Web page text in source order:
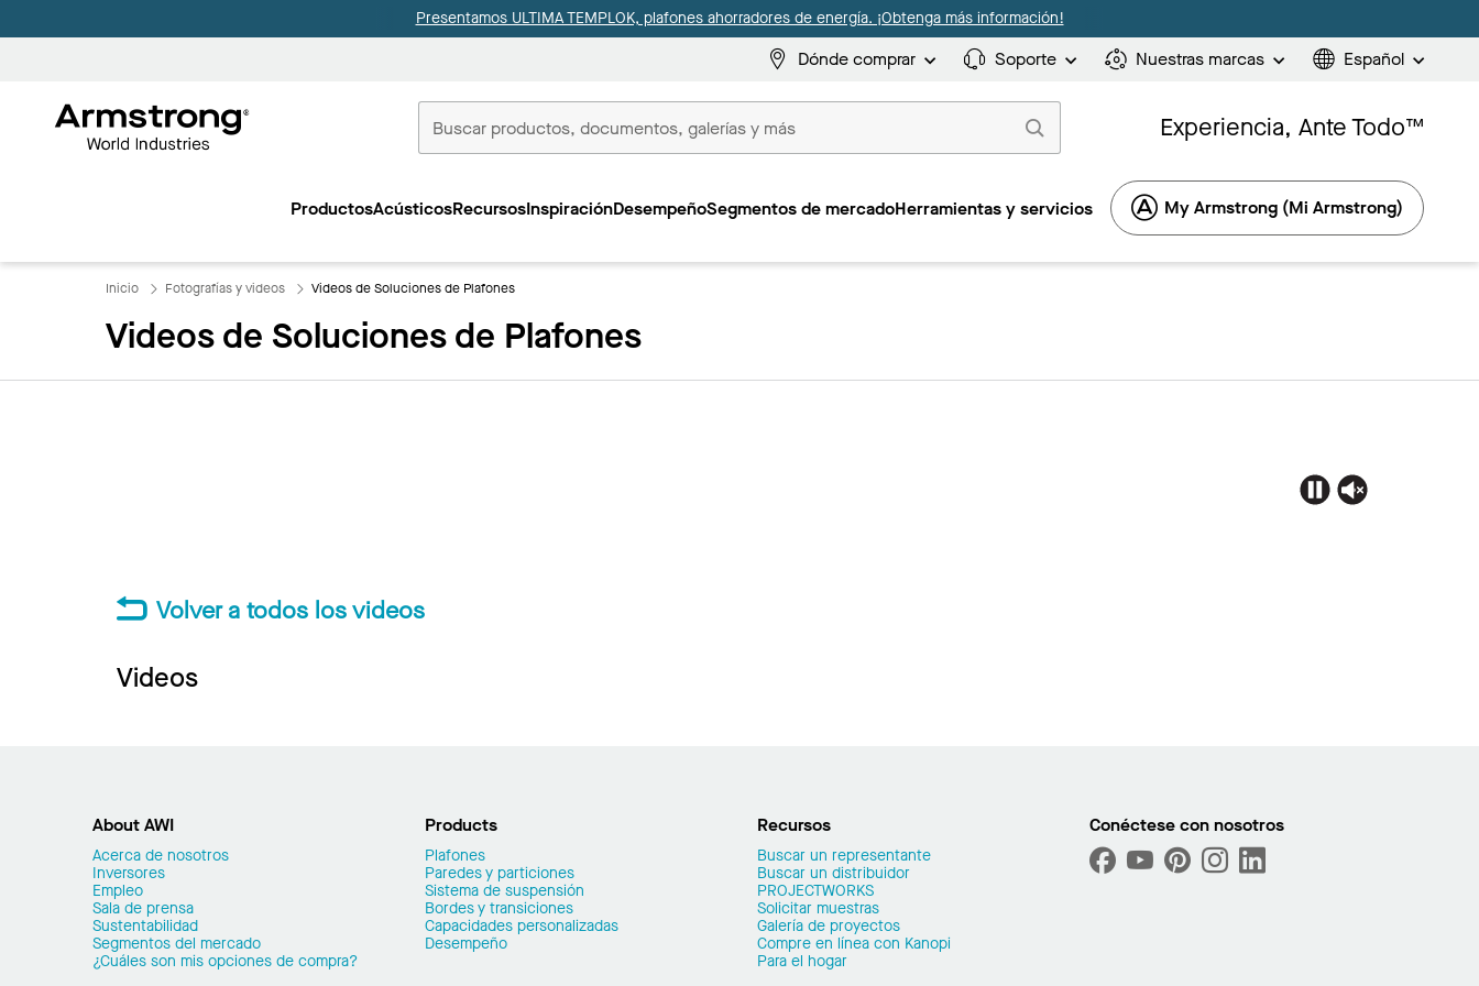
Presentamos ULTIMA TEMPLOK, plafones ahorradores de energía. ¡Obtenga más información!
Dónde comprar Soporte Nuestras marcas Español
Inicio
Experiencia, Ante Todo™
ProductosAcústicosRecursosInspiraciónDesempeñoSegmentos de mercadoHerramientas y servicios My Armstrong (Mi Armstrong)
Inicio Fotografías y videos Videos de Soluciones de Plafones
Videos de Soluciones de Plafones
Volver a todos los videos
Videos
About AWI
Acerca de nosotros
Inversores
Empleo
Sala de prensa
Sustentabilidad
Segmentos del mercado
¿Cuáles son mis opciones de compra?
Products
Plafones
Paredes y particiones
Sistema de suspensión
Bordes y transiciones
Capacidades personalizadas
Desempeño
Recursos
Buscar un representante
Buscar un distribuidor
PROJECTWORKS
Solicitar muestras
Galería de proyectos
Compre en línea con Kanopi
Para el hogar
Conéctese con nosotros